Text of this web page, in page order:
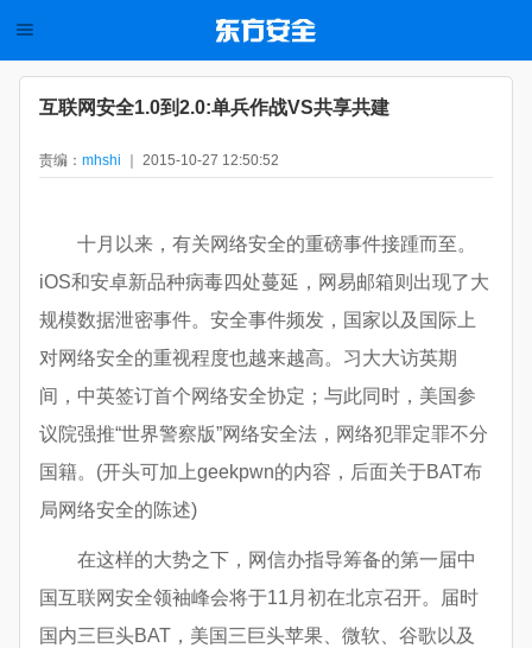
互联网安全1.0到2.0:单兵作战VS共享共建
责编： mhshi ｜ 2015-10-27 12:50:52
十月以来，有关网络安全的重磅事件接踵而至。
iOS和安卓新品种病毒四处蔓延，网易邮箱则出现了大
规模数据泄密事件。安全事件频发，国家以及国际上
对网络安全的重视程度也越来越高。习大大访英期
间，中英签订首个网络安全协定；与此同时，美国参
议院强推“世界警察版”网络安全法，网络犯罪定罪不分
国籍。(开头可加上geekpwn的内容，后面关于BAT布
局网络安全的陈述)
在这样的大势之下，网信办指导筹备的第一届中
国互联网安全领袖峰会将于11月初在北京召开。届时
国内三巨头BAT，美国三巨头苹果、微软、谷歌以及